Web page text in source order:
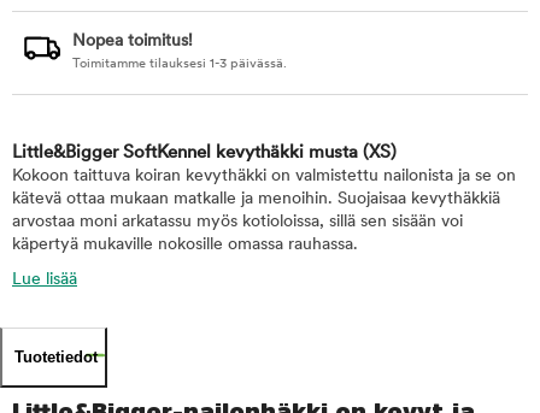
Nopea toimitus!
Toimitamme tilauksesi 1-3 päivässä.
Little&Bigger SoftKennel kevythäkki musta (XS)
Kokoon taittuva koiran kevythäkki on valmistettu nailonista ja se on
kätevä ottaa mukaan matkalle ja menoihin. Suojaisaa kevythäkkiä
arvostaa moni arkatassu myös kotioloissa, sillä sen sisään voi
käpertyä mukaville nokosille omassa rauhassa.
Lue lisää
Tuotetiedot